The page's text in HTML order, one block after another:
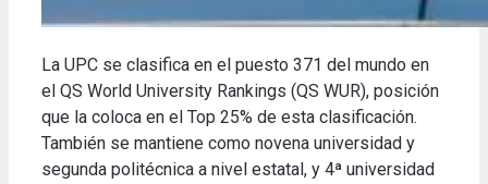
La UPC se clasifica en el puesto 371 del mundo en
el QS World University Rankings (QS WUR), posición
que la coloca en el Top 25% de esta clasificación.
También se mantiene como novena universidad y
segunda politécnica a nivel estatal, y 4ª universidad